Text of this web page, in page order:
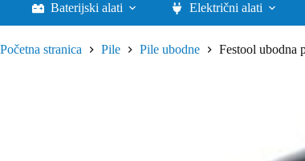
Baterijski alati Električni alati
Početna stranica Pile Pile ubodne Festool ubodna